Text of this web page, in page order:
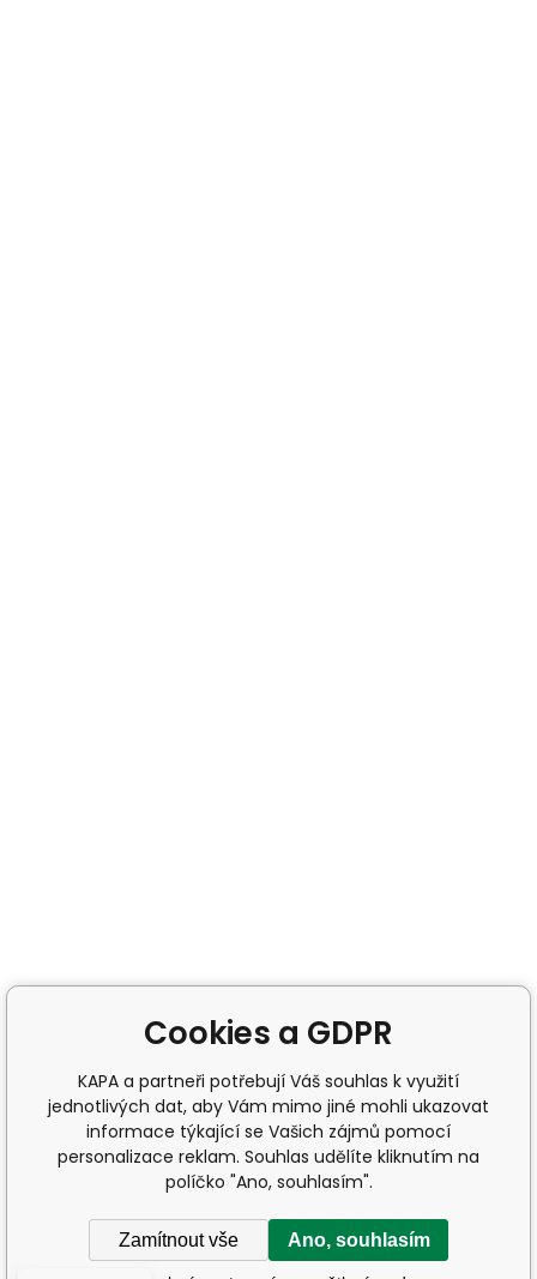
Cookies a GDPR
KAPA a partneři potřebují Váš souhlas k využití
jednotlivých dat, aby Vám mimo jiné mohli ukazovat
informace týkající se Vašich zájmů pomocí
personalizace reklam. Souhlas udělíte kliknutím na
políčko "Ano, souhlasím".
Zamítnout vše Ano, souhlasím